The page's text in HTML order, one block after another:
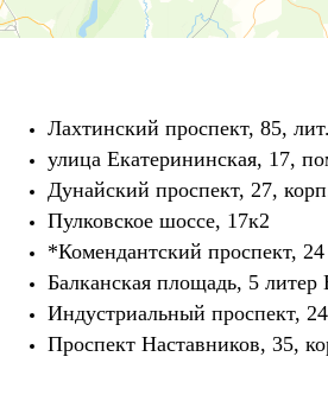
Лахтинский проспект, 85,
улица Екатерининская, 17,
Дунайский проспект, 27,
Пулковское шоссе, 17к2
*Комендантский проспект, 24
Балканская площадь, 5 литер
Индустриальный проспект,
Проспект Наставников, 35,